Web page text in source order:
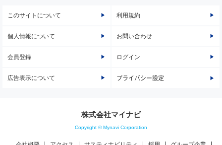
このサイトについて 利用規約
個人情報について お問い合わせ
会員登録 ログイン
広告表示について プライバシー設定
株式会社マイナビ
Copyright © Mynavi Corporation